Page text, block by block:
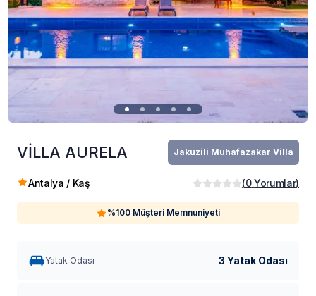
VİLLA AURELA Jakuzili Muhafazakar Villa
Antalya / Kaş (0 Yorumlar)
%100 Müşteri Memnuniyeti
Yatak Odası 3 Yatak Odası